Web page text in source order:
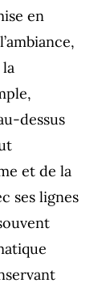
en
dessus
et de la
ses lignes